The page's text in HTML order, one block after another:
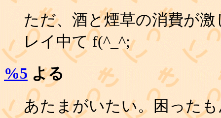
ただ、酒と煙草の消費が激
レイ中て f(^_^;
%5 よる
あたまがいたい。困った